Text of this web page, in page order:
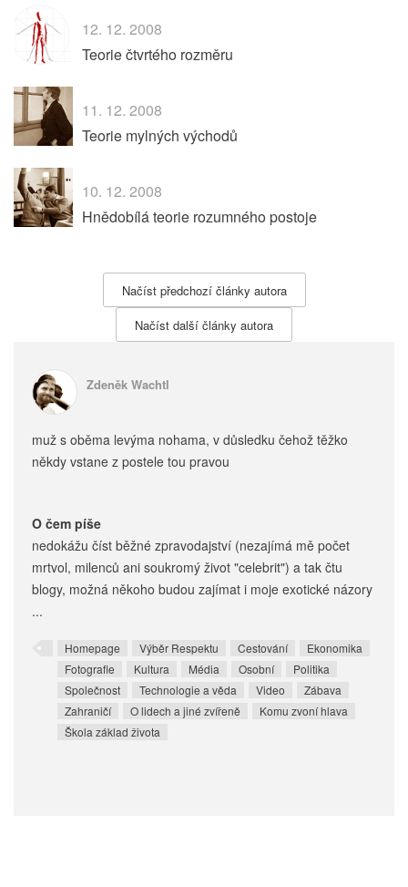
12. 12. 2008
Teorie čtvrtého rozměru
11. 12. 2008
Teorie mylných východů
10. 12. 2008
Hnědobílá teorie rozumného postoje
Načíst předchozí články autora
Načíst další články autora
Zdeněk Wachtl
muž s oběma levýma nohama, v důsledku čehož těžko
někdy vstane z postele tou pravou
O čem píše
nedokážu číst běžné zpravodajství (nezajímá mě počet
mrtvol, milenců ani soukromý život "celebrit") a tak čtu
blogy, možná někoho budou zajímat i moje exotické názory
...
Homepage Výběr Respektu Cestování
Ekonomika
Fotografie
Kultura Média Osobní
Politika
Společnost
Technologie a věda Video
Zábava
Zahraničí
O lidech a jiné zvířeně
Komu zvoní hlava
Škola základ života